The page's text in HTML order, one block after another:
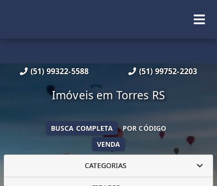
(51) 99322-5588 (51) 99752-2203
Imóveis em Torres RS
VENDA
BUSCA COMPLETA POR CÓDIGO
CATEGORIAS